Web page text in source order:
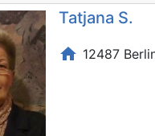
Tatjana S.
home 12487